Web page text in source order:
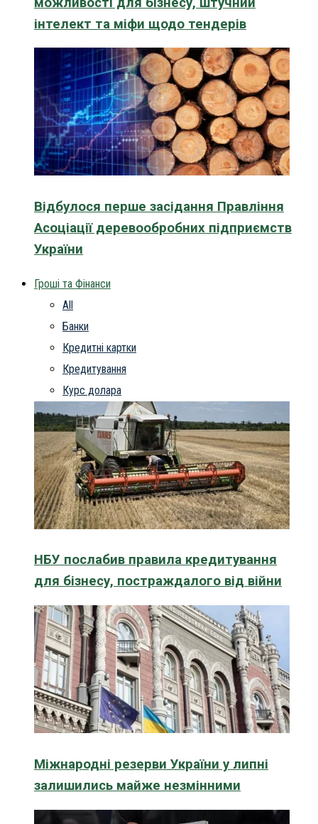
інтелект та міфи щодо тендерів
Відбулося перше засідання Правління
Асоціації деревообробних підприємств
України
Гроші та Фінанси
All
Банки
Кредитні картки
Кредитування
Курс долара
НБУ послабив правила кредитування
для бізнесу, постраждалого від війни
Міжнародні резерви України у липні
залишились майже незмінними